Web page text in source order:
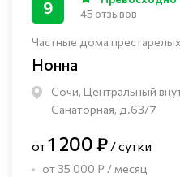
Частные дома
Нонна
Сочи, Центральный
Санаторная, д.63/7
9 45 отзывов
от1 200 ₽ / сутки
от 35 000 ₽ / месяц